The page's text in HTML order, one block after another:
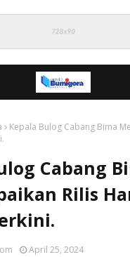
Kepala Bulog Cabang Bima
Cabang
Rilis
April 25, 2024